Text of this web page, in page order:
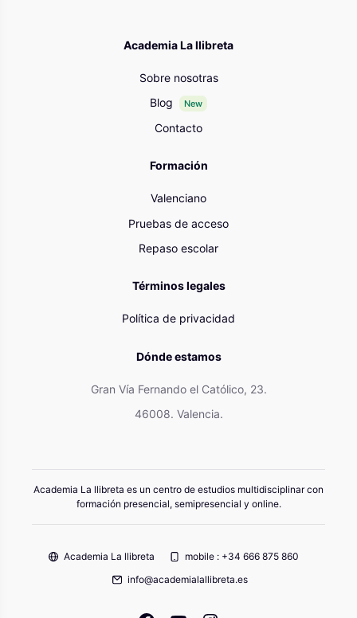
Academia La llibreta
Sobre nosotras
Blog
New
Contacto
Formación
Valenciano
Pruebas de acceso
Repaso escolar
Términos legales
Política de privacidad
Dónde estamos
Gran Vía Fernando el Católico, 23.
46008. Valencia.
Academia La llibreta es un centro de estudios multidisciplinar con
formación presencial, semipresencial y online.
Academia La llibreta
mobile : +34 666 875 860
info@academialallibreta.es